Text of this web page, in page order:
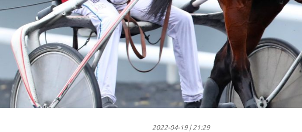
2022-04-19|21:29